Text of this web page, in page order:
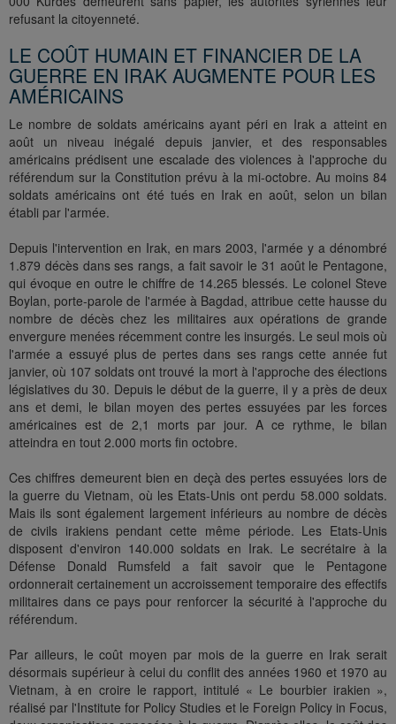
refusant la citoyenneté.
LE COÛT HUMAIN ET FINANCIER DE LA
GUERRE EN IRAK AUGMENTE POUR LES
AMÉRICAINS
Le nombre de soldats américains ayant péri en Irak a atteint en
août un niveau inégalé depuis janvier, et des responsables
américains prédisent une escalade des violences à l'approche du
référendum sur la Constitution prévu à la mi-octobre. Au moins 84
soldats américains ont été tués en Irak en août, selon un bilan
établi par l'armée.
Depuis l'intervention en Irak, en mars 2003, l'armée y a dénombré
1.879 décès dans ses rangs, a fait savoir le 31 août le Pentagone,
qui évoque en outre le chiffre de 14.265 blessés. Le colonel Steve
Boylan, porte-parole de l'armée à Bagdad, attribue cette hausse du
nombre de décès chez les militaires aux opérations de grande
envergure menées récemment contre les insurgés. Le seul mois où
l'armée a essuyé plus de pertes dans ses rangs cette année fut
janvier, où 107 soldats ont trouvé la mort à l'approche des élections
législatives du 30. Depuis le début de la guerre, il y a près de deux
ans et demi, le bilan moyen des pertes essuyées par les forces
américaines est de 2,1 morts par jour. A ce rythme, le bilan
atteindra en tout 2.000 morts fin octobre.
Ces chiffres demeurent bien en deçà des pertes essuyées lors de
la guerre du Vietnam, où les Etats-Unis ont perdu 58.000 soldats.
Mais ils sont également largement inférieurs au nombre de décès
de civils irakiens pendant cette même période. Les Etats-Unis
disposent d'environ 140.000 soldats en Irak. Le secrétaire à la
Défense Donald Rumsfeld a fait savoir que le Pentagone
ordonnerait certainement un accroissement temporaire des effectifs
militaires dans ce pays pour renforcer la sécurité à l'approche du
référendum.
Par ailleurs, le coût moyen par mois de la guerre en Irak serait
désormais supérieur à celui du conflit des années 1960 et 1970 au
Vietnam, à en croire le rapport, intitulé « Le bourbier irakien »,
réalisé par l'Institute for Policy Studies et le Foreign Policy in Focus,